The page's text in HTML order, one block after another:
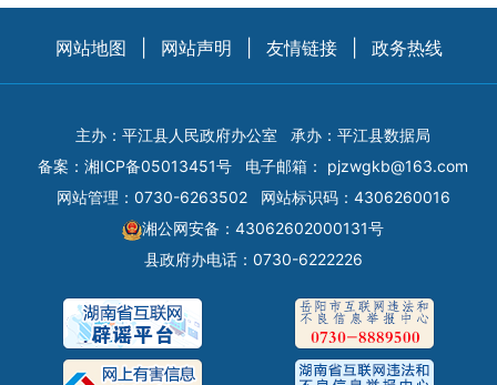
网站地图 网站声明 友情链接 政务热线
主办：平江县人民政府办公室
承办：平江县数据局
备案： 湘ICP备05013451号 电子邮箱： pjzwgkb@163.com
网站管理：0730-6263502
网站标识码：4306260016
湘公网安备：43062602000131号
县政府办电话：0730-6222226